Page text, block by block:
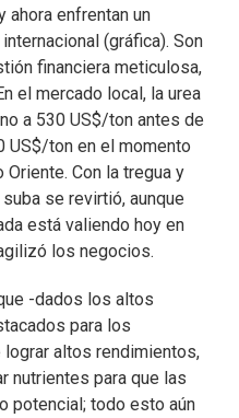
enfrentan un
(gráfica). Son
financiera meticulosa,
el mercado local, la urea
a 530 US$/ton antes de
US$/ton en el momento
Con la tregua y
se revirtió, aunque
está valiendo hoy en
los negocios.
-dados los altos
para los
altos rendimientos,
nutrientes para que las
potencial; todo esto aún